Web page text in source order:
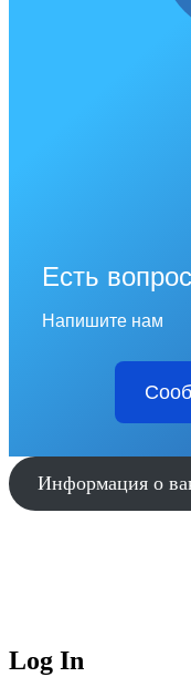
Есть
Напишите нам
Информация о
Log In